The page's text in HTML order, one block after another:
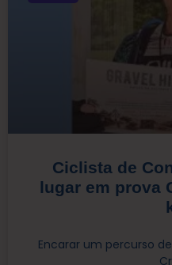
Ciclista de
lugar em prova
Encarar um percurso